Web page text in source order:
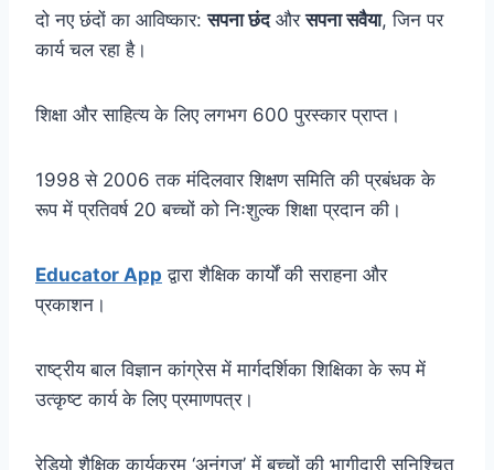
दो नए छंदों का आविष्कार:सपना छंदऔरसपना सवैया, जिन पर
कार्य चल रहा है।
शिक्षा और साहित्य के लिए लगभग 600 पुरस्कार प्राप्त।
1998 से 2006 तक मंदिलवार शिक्षण समिति की प्रबंधक के
रूप में प्रतिवर्ष 20 बच्चों को निःशुल्क शिक्षा प्रदान की।
Educator App द्वारा शैक्षिक कार्यों की सराहना और
प्रकाशन।
राष्ट्रीय बाल विज्ञान कांग्रेस में मार्गदर्शिका शिक्षिका के रूप में
उत्कृष्ट कार्य के लिए प्रमाणपत्र।
रेडियो शैक्षिक कार्यक्रम ‘अनुंगूज’ में बच्चों की भागीदारी सुनिश्चित